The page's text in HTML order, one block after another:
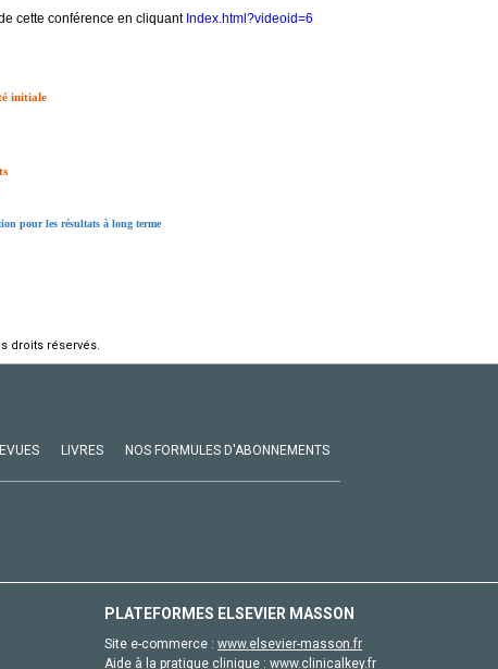
cette conférence en cliquant Index.html?videoid=6
initiale
pour les résultats à long terme
droits réservés.
LIVRES NOS FORMULES D'ABONNEMENTS
PLATEFORMES ELSEVIER MASSON
Site e-commerce : www.elsevier-masson.fr
Aide à la pratique clinique : www.clinicalkey.fr